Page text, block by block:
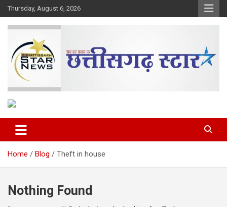
Skip
to
content
Thursday, August 6, 2026
Chhattisgarh Star
Home Blog Theft in house
Nothing Found